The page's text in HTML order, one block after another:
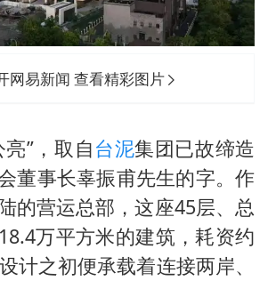
网易新闻 查看精彩图片
”，取自台泥集团已故缔造
董事长辜振甫先生的字。作
的营运总部，这座45层、总
万平方米的建筑，耗资约
计之初便承载着连接两岸、